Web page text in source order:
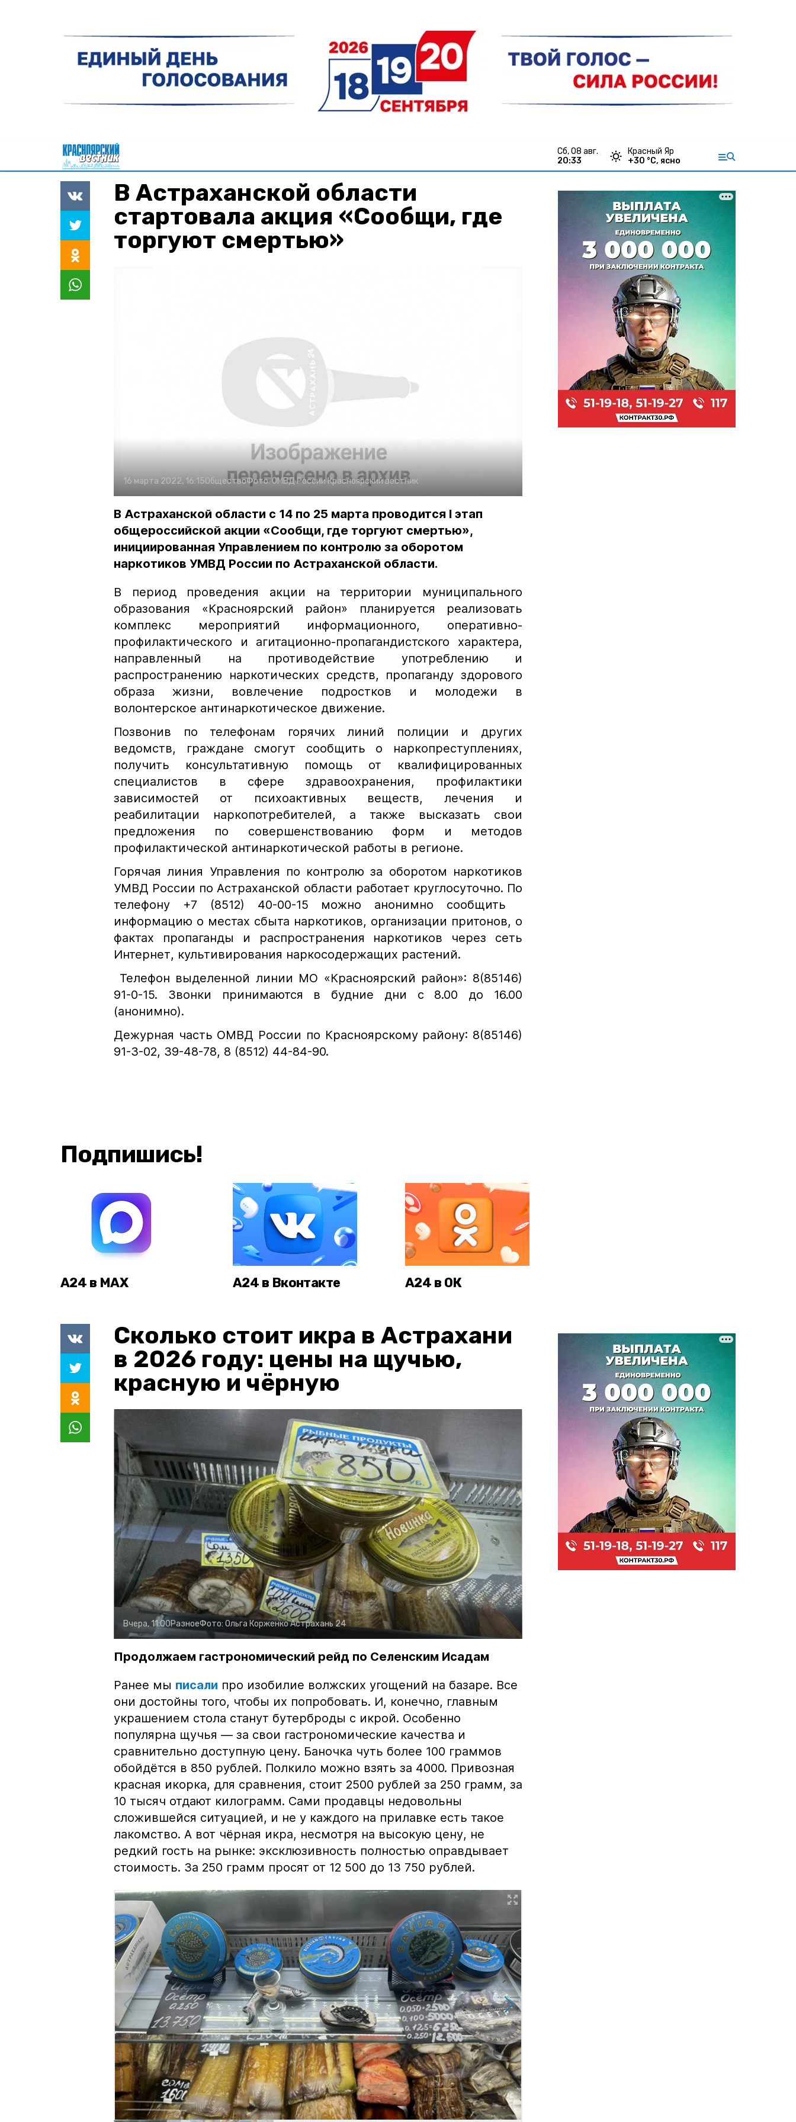
сб, 08 авг.
20:33
Красный Яр
+30 °С, ясно
В Астраханской области
стартовала акция «Сообщи, где
торгуют смертью»
16 марта 2022, 16:15ОбществоФото: ОМВД России Красноярский вестник
В Астраханской области с 14 по 25 марта проводится I этап
общероссийской акции «Сообщи, где торгуют смертью»,
инициированная Управлением по контролю за оборотом
наркотиков УМВД России по Астраханской области.
В период проведения акции на территории муниципального
образования «Красноярский район» планируется реализовать
комплекс мероприятий информационного, оперативно-
профилактического и агитационно-пропагандистского характера,
направленный на противодействие употреблению и
распространению наркотических средств, пропаганду здорового
образа жизни, вовлечение подростков и молодежи в
волонтерское антинаркотическое движение.
Позвонив по телефонам горячих линий полиции и других
ведомств, граждане смогут сообщить о наркопреступлениях,
получить консультативную помощь от квалифицированных
специалистов в сфере здравоохранения, профилактики
зависимостей от психоактивных веществ, лечения и
реабилитации наркопотребителей, а также высказать свои
предложения по совершенствованию форм и методов
профилактической антинаркотической работы в регионе.
Горячая линия Управления по контролю за оборотом наркотиков
УМВД России по Астраханской области работает круглосуточно. По
телефону +7 (8512) 40-00-15 можно анонимно сообщить
информацию о местах сбыта наркотиков, организации притонов, о
фактах пропаганды и распространения наркотиков через сеть
Интернет, культивирования наркосодержащих растений.
Телефон выделенной линии МО «Красноярский район»: 8(85146)
91-0-15. Звонки принимаются в будние дни с 8.00 до 16.00
(анонимно).
Дежурная часть ОМВД России по Красноярскому району: 8(85146)
91-3-02, 39-48-78, 8 (8512) 44-84-90.
Подпишись!
А24 в MAX А24 в Вконтакте А24 в ОК
Сколько стоит икра в Астрахани
в 2026 году: цены на щучью,
красную и чёрную
Вчера, 11:00РазноеФото: Ольга КорженкоАстрахань 24
Продолжаем гастрономический рейд по Селенским Исадам
Ранее мы писали про изобилие волжских угощений на базаре. Все
они достойны того, чтобы их попробовать. И, конечно, главным
украшением стола станут бутерброды с икрой. Особенно
популярна щучья — за свои гастрономические качества и
сравнительно доступную цену. Баночка чуть более 100 граммов
обойдётся в 850 рублей. Полкило можно взять за 4000. Привозная
красная икорка, для сравнения, стоит 2500 рублей за 250 грамм, за
10 тысяч отдают килограмм. Сами продавцы недовольны
сложившейся ситуацией, и не у каждого на прилавке есть такое
лакомство. А вот чёрная икра, несмотря на высокую цену, не
редкий гость на рынке: эксклюзивность полностью оправдывает
стоимость. За 250 грамм просят от 12 500 до 13 750 рублей.